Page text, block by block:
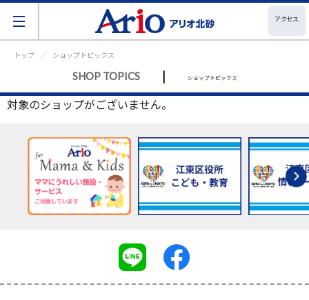
アクセス
トップ ショップトピックス
SHOP TOPICS | ショップトピックス
対象のショップがございません。